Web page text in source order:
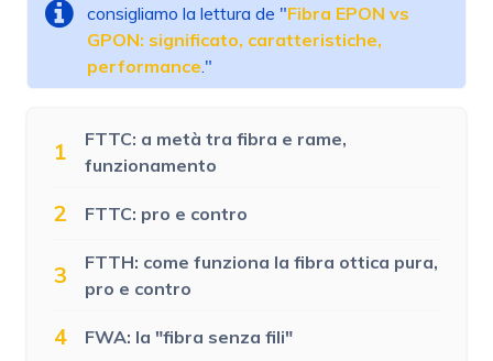
consigliamo la lettura de "Fibra EPON vs
GPON: significato, caratteristiche,
performance ."
1
FTTC: a metà tra fibra e rame,
funzionamento
2 FTTC: pro e contro
3
FTTH: come funziona la fibra ottica pura,
pro e contro
4 FWA: la "fibra senza fili"